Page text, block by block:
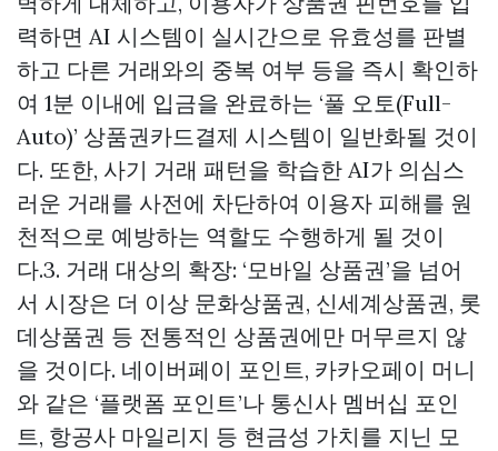
력하면 AI 시스템이 실시간으로 유효성를 판별
하고 다른 거래와의 중복 여부 등을 즉시 확인하
여 1분 이내에 입금을 완료하는 ‘풀 오토(Full-
Auto)’ 상품권카드결제 시스템이 일반화될 것이
다. 또한, 사기 거래 패턴을 학습한 AI가 의심스
러운 거래를 사전에 차단하여 이용자 피해를 원
천적으로 예방하는 역할도 수행하게 될 것이
다.3. 거래 대상의 확장: ‘모바일 상품권’을 넘어
서 시장은 더 이상 문화상품권, 신세계상품권, 롯
데상품권 등 전통적인 상품권에만 머무르지 않
을 것이다. 네이버페이 포인트, 카카오페이 머니
와 같은 ‘플랫폼 포인트’나 통신사 멤버십 포인
트, 항공사 마일리지 등 현금성 가치를 지닌 모